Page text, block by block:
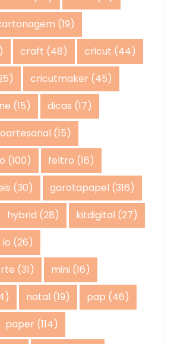
(19)
craft (48) cricut (44)
cricutmaker (45)
(15) dicas (17)
(15)
(100) feltro (16)
(30) garotapapel (316)
hybrid (28) kitdigital (27)
lo (26)
(31) mini (16)
natal (19) pap (46)
paper (114)